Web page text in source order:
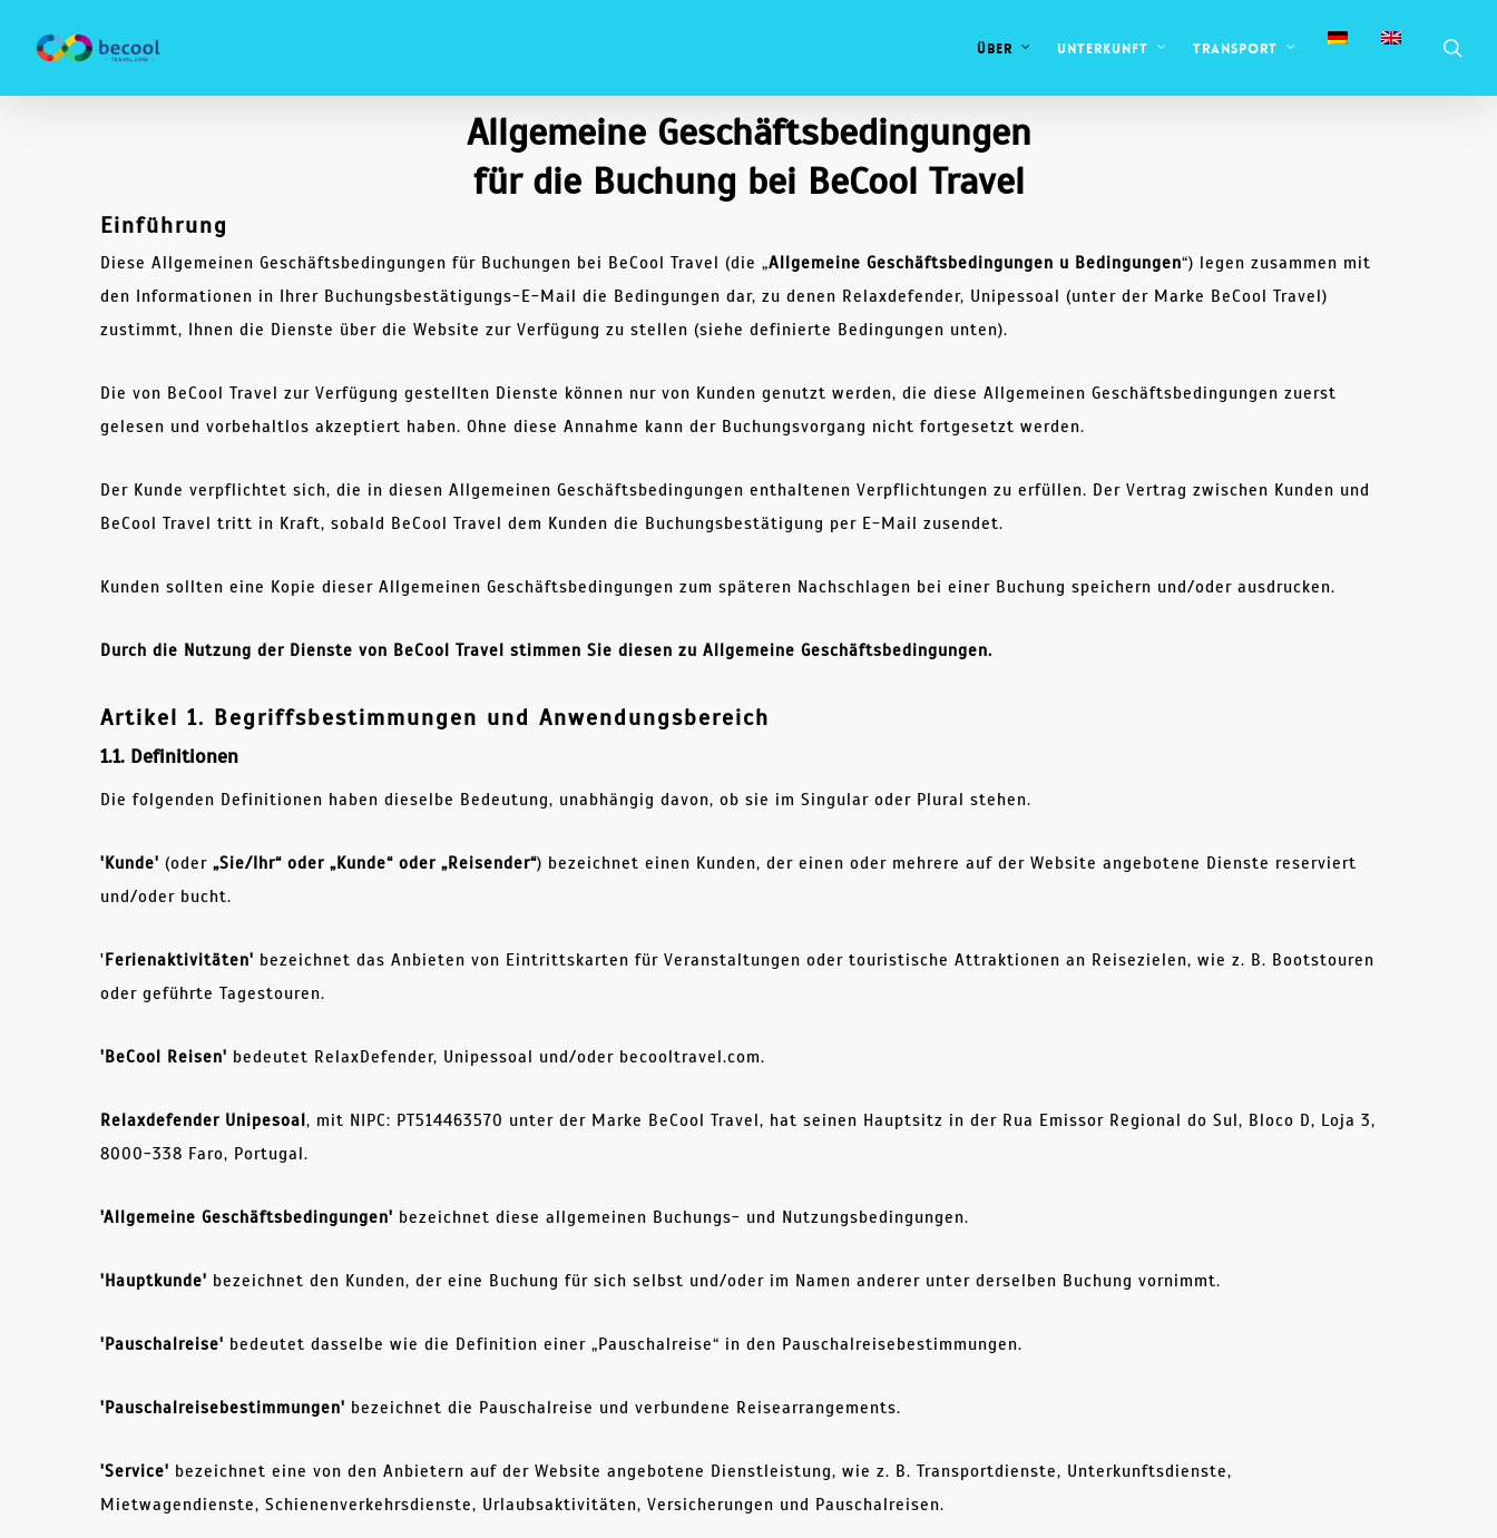
Hauptinhalt
Über Unterkunft Transport
Heim»
Allgemeine Geschäftsbedingungen
für die Buchung bei BeCool Travel
Einführung
Diese Allgemeinen Geschäftsbedingungen für Buchungen bei BeCool Travel (die „Allgemeine Geschäftsbedingungen u Bedingungen“) legen zusammen mit
den Informationen in Ihrer Buchungsbestätigungs-E-Mail die Bedingungen dar, zu denen Relaxdefender, Unipessoal (unter der Marke BeCool Travel)
zustimmt, Ihnen die Dienste über die Website zur Verfügung zu stellen (siehe definierte Bedingungen unten).
Die von BeCool Travel zur Verfügung gestellten Dienste können nur von Kunden genutzt werden, die diese Allgemeinen Geschäftsbedingungen zuerst
gelesen und vorbehaltlos akzeptiert haben. Ohne diese Annahme kann der Buchungsvorgang nicht fortgesetzt werden.
Der Kunde verpflichtet sich, die in diesen Allgemeinen Geschäftsbedingungen enthaltenen Verpflichtungen zu erfüllen. Der Vertrag zwischen Kunden und
BeCool Travel tritt in Kraft, sobald BeCool Travel dem Kunden die Buchungsbestätigung per E-Mail zusendet.
Kunden sollten eine Kopie dieser Allgemeinen Geschäftsbedingungen zum späteren Nachschlagen bei einer Buchung speichern und/oder ausdrucken.
Durch die Nutzung der Dienste von BeCool Travel stimmen Sie diesen zuAllgemeine Geschäftsbedingungen.
Artikel 1. Begriffsbestimmungen und Anwendungsbereich
1.1. Definitionen
Die folgenden Definitionen haben dieselbe Bedeutung, unabhängig davon, ob sie im Singular oder Plural stehen.
'Kunde' (oder„Sie/Ihr“ oder „Kunde“ oder „Reisender“) bezeichnet einen Kunden, der einen oder mehrere auf der Website angebotene Dienste reserviert
und/oder bucht.
'Ferienaktivitäten' bezeichnet das Anbieten von Eintrittskarten für Veranstaltungen oder touristische Attraktionen an Reisezielen, wie z. B. Bootstouren
oder geführte Tagestouren.
'BeCool Reisen' bedeutet RelaxDefender, Unipessoal und/oder becooltravel.com.
Relaxdefender Unipesoal, mit NIPC: PT514463570 unter der Marke BeCool Travel, hat seinen Hauptsitz in der Rua Emissor Regional do Sul, Bloco D, Loja 3,
8000-338 Faro, Portugal.
'Allgemeine Geschäftsbedingungen' bezeichnet diese allgemeinen Buchungs- und Nutzungsbedingungen.
'Hauptkunde' bezeichnet den Kunden, der eine Buchung für sich selbst und/oder im Namen anderer unter derselben Buchung vornimmt.
'Pauschalreise' bedeutet dasselbe wie die Definition einer „Pauschalreise“ in den Pauschalreisebestimmungen.
'Pauschalreisebestimmungen' bezeichnet die Pauschalreise und verbundene Reisearrangements.
'Service' bezeichnet eine von den Anbietern auf der Website angebotene Dienstleistung, wie z. B. Transportdienste, Unterkunftsdienste,
Mietwagendienste, Schienenverkehrsdienste, Urlaubsaktivitäten, Versicherungen und Pauschalreisen.